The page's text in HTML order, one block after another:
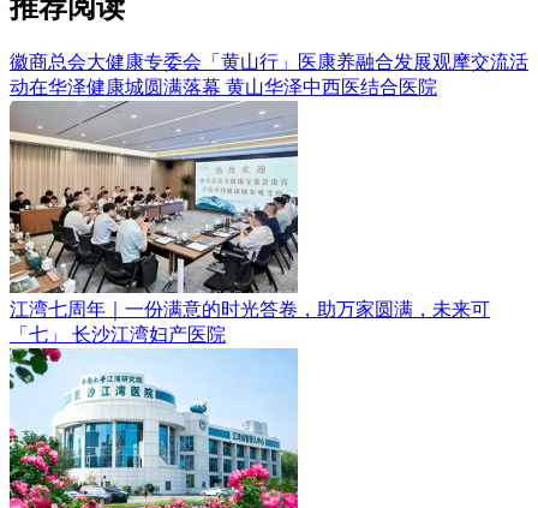
推荐阅读
徽商总会大健康专委会「黄山行」医康养融合发展观摩交流活
动在华泽健康城圆满落幕 黄山华泽中西医结合医院
江湾七周年｜一份满意的时光答卷，助万家圆满，未来可
「七」 长沙江湾妇产医院